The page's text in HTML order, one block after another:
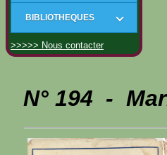
BIBLIOTHEQUES
>>>>> Nous contacter
N° 194 -